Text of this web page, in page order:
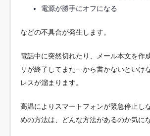
電源が勝手にオフになる
などの不具合が発生します。
電話中に突然切れたり、メール本文を作
リが終了してまた一から書かないといけ
レスが溜まります。
高温によりスマートフォンが緊急停止し
めの方法は、どんな方法があるのか気に